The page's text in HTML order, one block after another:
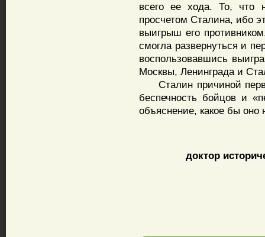
всего ее хода. То, что
просчетом Сталина, ибо
выигрыш его
смогла развернуться и
воспользовавшись
Москвы, Ленинграда и
Сталин причиной
беспечность бойцов и
объяснение, какое бы
доктор